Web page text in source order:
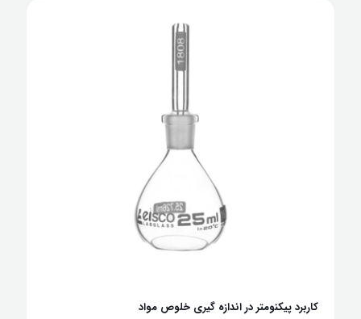
کاربرد پیکنومتر در اندازه گیری خلوص مواد